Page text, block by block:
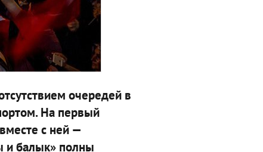
очередей в
На первый
с ней —
и балык» полны